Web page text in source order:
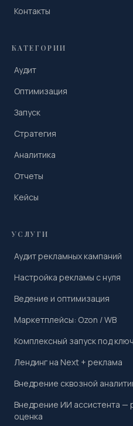
Контакты
КАТЕГОРИИ
Аудит
Оптимизация
Запуск
Стратегия
Аналитика
Отчеты
Кейсы
УСЛУГИ
Аудит рекламных кампаний
Настройка рекламы с нуля
Ведение и оптимизация
Маркетплейсы: Ozon / WB
Комплексный запуск под ключ
Лендинг на Next + реклама
Внедрение сквозной
Внедрение ИИ ассистента —
оценка